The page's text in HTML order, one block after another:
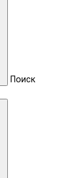
Поиск